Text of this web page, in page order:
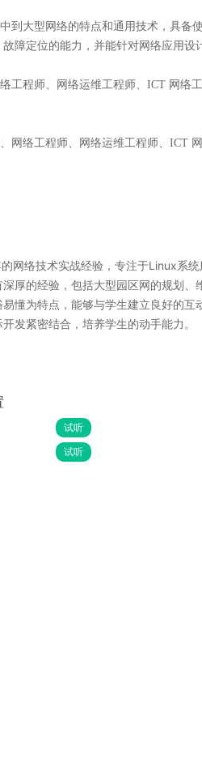
到大型网络的特点和通用技术，具备
障定位的能力，并能针对网络应用设
工程师、网络运维工程师、ICT 网络
网络工程师、网络运维工程师、ICT
网络技术实战经验，专注于Linux系
厚的经验，包括大型园区网的规划
懂为特点，能够与学生建立良好的
发紧密结合，培养学生的动手能力。
试听
试听